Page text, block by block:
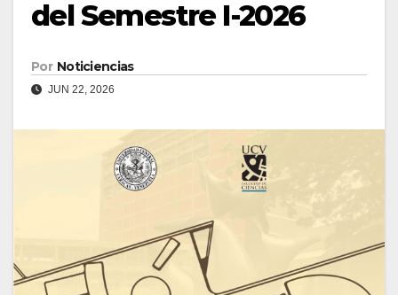
del Semestre I-2026
Por Noticiencias
JUN 22, 2026